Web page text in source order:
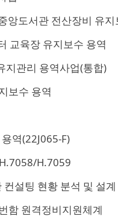
앙도서관 전산장비 유지
교육장 유지보수 용역
관리 용역사업(통합)
보수 용역
역(22J065-F)
H.7059
설팅 현황 분석 및 설
함 원격정비지원체계